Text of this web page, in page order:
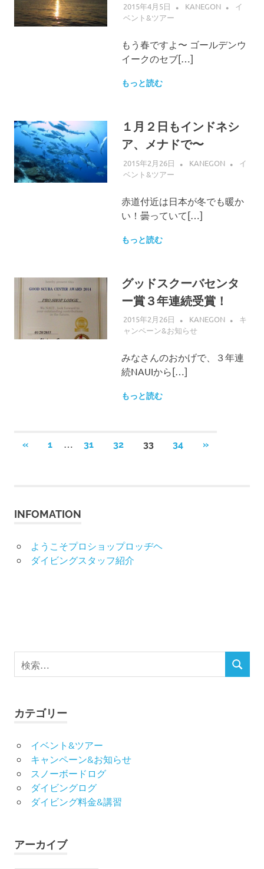
2015年4月5日 KANEGON
イ
ベント&ツアー
もう春ですよ〜 ゴールデンウ
イークのセブ[…]
もっと読む
１月２日もインドネシ
ア、メナドで〜
2015年2月26日 KANEGON
イ
ベント&ツアー
赤道付近は日本が冬でも暖か
い！曇っていて[…]
もっと読む
グッドスクーバセンタ
ー賞３年連続受賞！
2015年2月26日 KANEGON
キ
ャンペーン&お知らせ
みなさんのおかげで、３年連
続NAUIから[…]
もっと読む
投
ペ
ー
ジ
«前
1 … 31 32 33 34
次
»
INFOMATION
ようこそプロショップロッヂヘ
ダイビングスタッフ紹介
検
索
検
カテゴリー
イベント&ツアー
キャンペーン&お知らせ
スノーボードログ
ダイビングログ
ダイビング料金&講習
アーカイブ